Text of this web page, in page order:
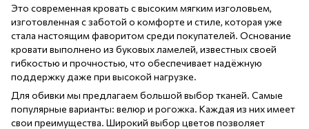
Это современная кровать с высоким мягким изголовьем,
изготовленная с заботой о комфорте и стиле, которая уже
стала настоящим фаворитом среди покупателей. Основание
кровати выполнено из буковых ламелей, известных своей
гибкостью и прочностью, что обеспечивает надёжную
поддержку даже при высокой нагрузке.
Для обивки мы предлагаем большой выбор тканей. Самые
популярные варианты: велюр и рогожка. Каждая из них имеет
свои преимущества. Широкий выбор цветов позволяет